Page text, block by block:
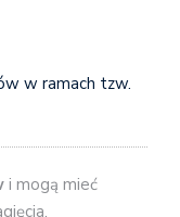
w ramach tzw.
i mogą mieć